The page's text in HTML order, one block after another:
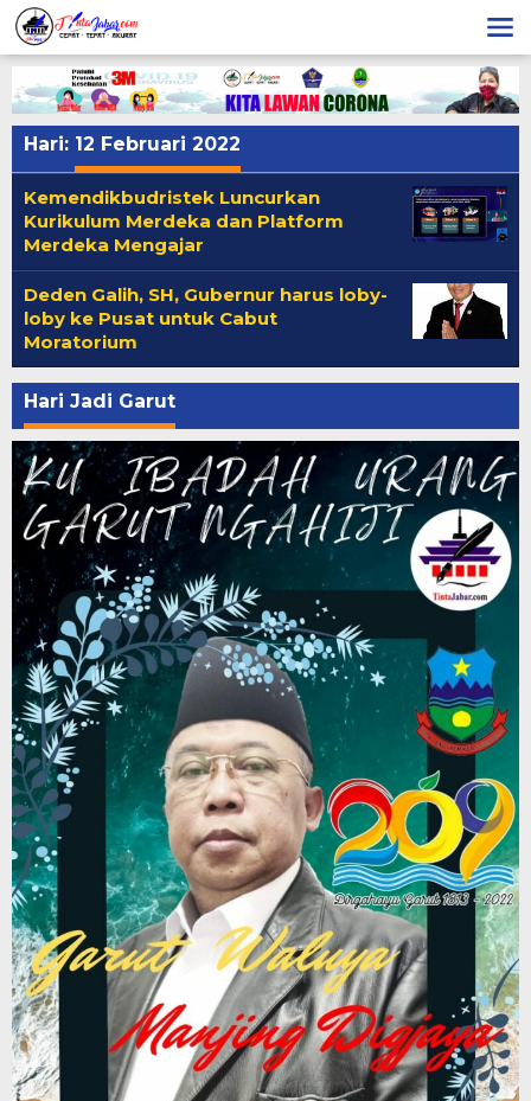
Lewati
ke
konten
Hari: 12 Februari 2022
Kemendikbudristek Luncurkan
Kurikulum Merdeka dan Platform
Merdeka Mengajar
Deden Galih, SH, Gubernur harus loby-
loby ke Pusat untuk Cabut
Moratorium
Hari Jadi Garut